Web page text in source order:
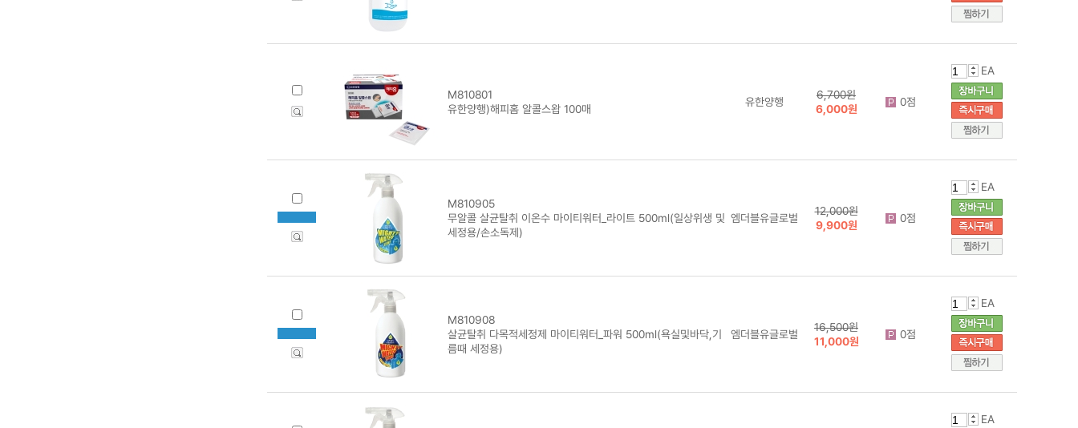
M810801
유한양행)해피홈 알콜스왑 100매
유한양행
6,700원
6,000원
0점
EA
M810905
무알콜 살균탈취 이온수 마이티워터_라이트 500ml(일상위생 및
세정용/손소독제)
엠더블유글로벌
12,000원
9,900원
0점
EA
M810908
살균탈취 다목적세정제 마이티워터_파워 500ml(욕실및바닥,기
름때 세정용)
엠더블유글로벌
16,500원
11,000원
0점
EA
EA